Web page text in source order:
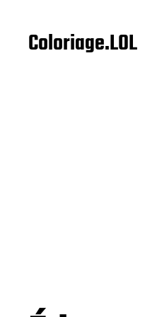
Coloriage.LOL